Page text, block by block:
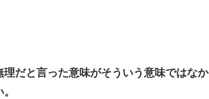
だと言った意味がそういう意味ではな